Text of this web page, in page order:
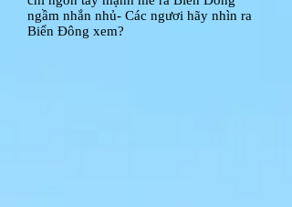
ngầm nhắn nhủ- Các ngươi hãy nhìn ra
Biển Đông xem?